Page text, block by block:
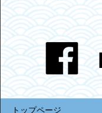
トップページ